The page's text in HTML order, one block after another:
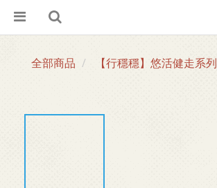
全部商品 【行穩穩】悠活健走系列